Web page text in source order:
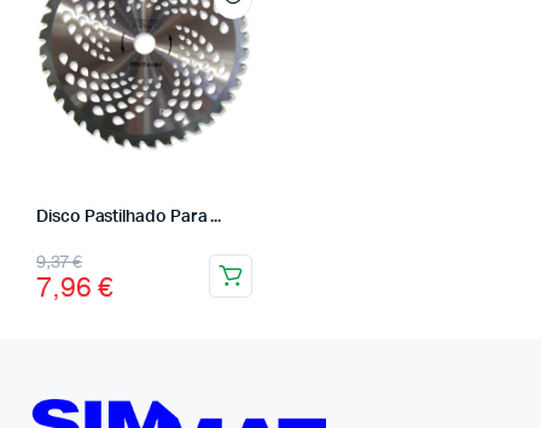
Disco Pastilhado Para ...
9,37€
7,96 €